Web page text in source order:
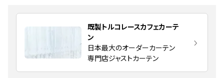
既製トルコレースカフェカーテ
ン
日本最大のオーダーカーテン
専門店ジャストカーテン